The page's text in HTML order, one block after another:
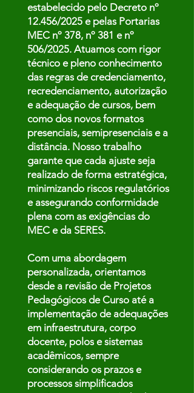
estabelecido pelo Decreto nº
12.456/2025 e pelas Portarias
MEC nº 378, nº 381 e nº
506/2025. Atuamos com rigor
técnico e pleno conhecimento
das regras de credenciamento,
recredenciamento, autorização
e adequação de cursos, bem
como dos novos formatos
presenciais, semipresenciais e a
distância. Nosso trabalho
garante que cada ajuste seja
realizado de forma estratégica,
minimizando riscos regulatórios
e assegurando conformidade
plena com as exigências do
MEC e da SERES.
Com uma abordagem
personalizada, orientamos
desde a revisão de Projetos
Pedagógicos de Curso até a
implementação de adequações
em infraestrutura, corpo
docente, polos e sistemas
acadêmicos, sempre
considerando os prazos e
processos simplificados